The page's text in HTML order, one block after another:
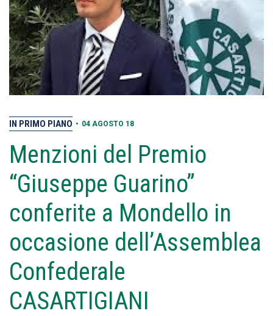
IN PRIMO PIANO • 04 AGOSTO 18
Menzioni del Premio
“Giuseppe Guarino”
conferite a Mondello in
occasione dell’Assemblea
Confederale
CASARTIGIANI